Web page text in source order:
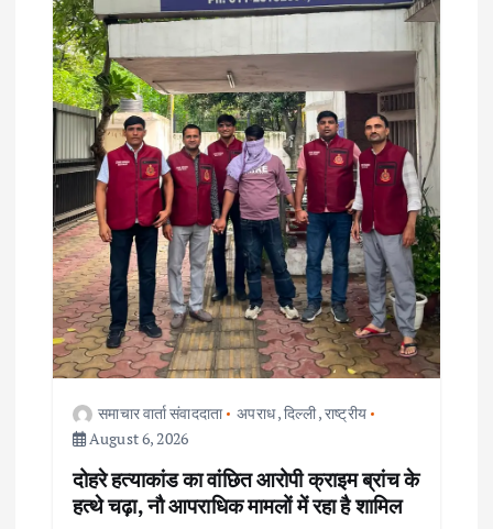
समाचार वार्ता संवाददाता अपराध,दिल्ली,राष्ट्रीय
August 6, 2026
दोहरे हत्याकांड का वांछित आरोपी क्राइम ब्रांच के
हत्थे चढ़ा, नौ आपराधिक मामलों में रहा है शामिल